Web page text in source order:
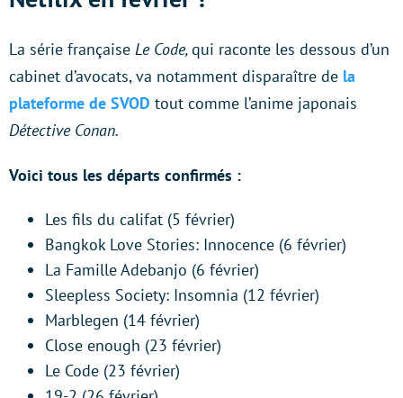
La série française Le Code,qui raconte les dessous d’un
cabinet d’avocats, va notamment disparaître de la
plateforme de SVOD tout comme l’anime japonais
Détective Conan.
Voici tous les départs confirmés :
Les fils du califat (5 février)
Bangkok Love Stories: Innocence (6 février)
La Famille Adebanjo (6 février)
Sleepless Society: Insomnia (12 février)
Marblegen (14 février)
Close enough (23 février)
Le Code (23 février)